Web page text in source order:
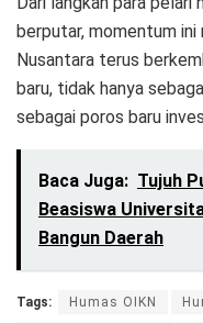
berputar, momentum
Nusantara terus
baru, tidak hanya
sebagai poros baru
Baca Juga: Tujuh
Beasiswa
Bangun Daerah
Tags: Humas OIKN